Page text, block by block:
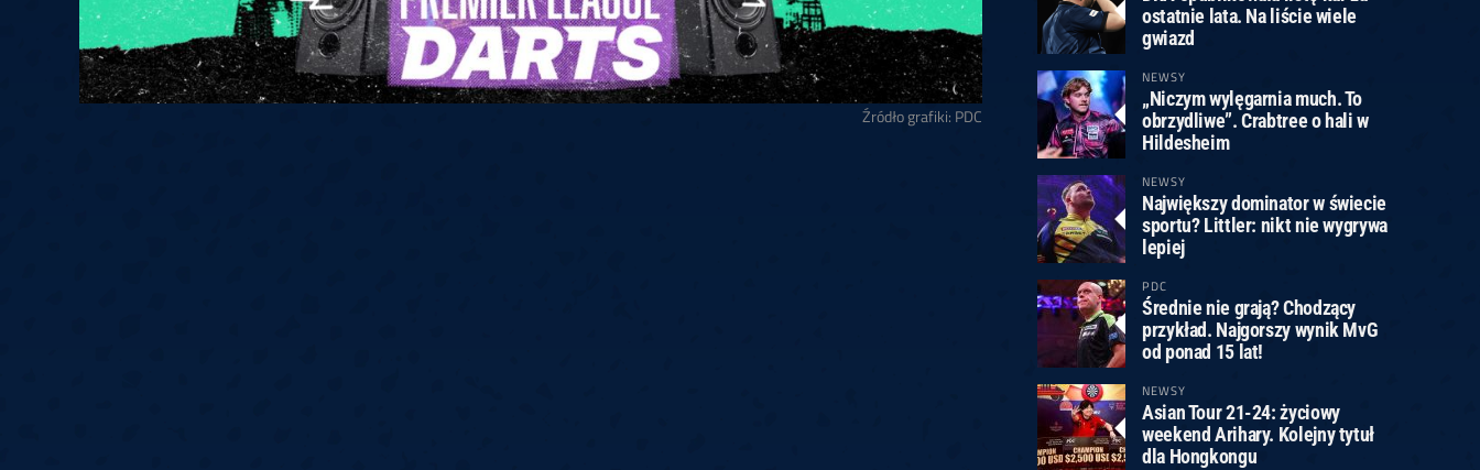
Źródło grafiki: PDC
ostatnie lata. Na liście wiele
gwiazd
NEWSY
„Niczym wylęgarnia much. To
obrzydliwe”. Crabtree o hali w
Hildesheim
NEWSY
Największy dominator w świecie
sportu? Littler: nikt nie wygrywa
lepiej
PDC
Średnie nie grają? Chodzący
przykład. Najgorszy wynik MvG
od ponad 15 lat!
NEWSY
Asian Tour 21-24: życiowy
weekend Arihary. Kolejny tytuł
dla Hongkongu